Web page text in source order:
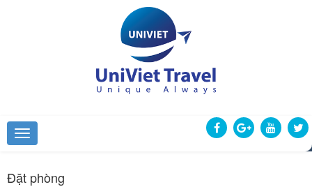
Đặt phòng